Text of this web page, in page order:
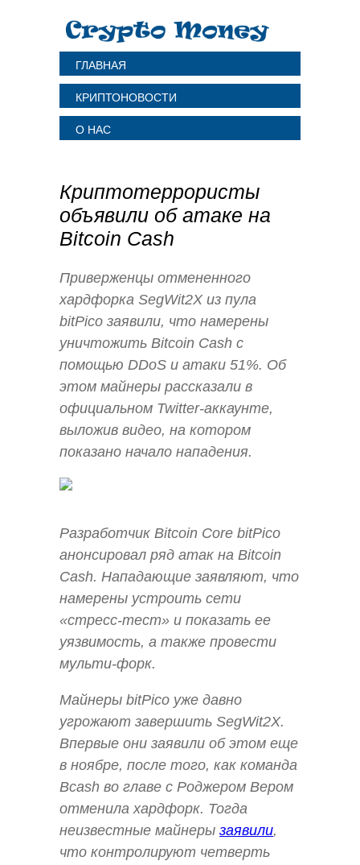
ГЛАВНАЯ
КРИПТОНОВОСТИ
О НАС
Криптотеррористы
объявили об атаке на
Bitcoin Cash
Приверженцы отмененного
хардфорка SegWit2X из пула
bitPico заявили, что намерены
уничтожить Bitcoin Cash с
помощью DDoS и атаки 51%. Об
этом майнеры рассказали в
официальном Twitter-аккаунте,
выложив видео, на котором
показано начало нападения.
Разработчик Bitcoin Core bitPico
анонсировал ряд атак на Bitcoin
Cash. Нападающие заявляют, что
намерены устроить сети
«стресс-тест» и показать ее
уязвимость, а также провести
мульти-форк.
Майнеры bitPico уже давно
угрожают завершить SegWit2X.
Впервые они заявили об этом еще
в ноябре, после того, как команда
Bcash во главе с Роджером Вером
отменила хардфорк. Тогда
неизвестные майнеры заявили,
что контролируют четверть